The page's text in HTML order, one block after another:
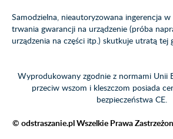
Samodzielna, nieautoryzowana ingerencja
trwania gwarancji na urządzenie (próba
urządzenia na części itp.) skutkuje utratą tej
Wyprodukowany zgodnie z normami Unii
przeciw wszom i kleszczom posiada
bezpieczeństwa CE.
© odstraszanie.pl Wszelkie Prawa